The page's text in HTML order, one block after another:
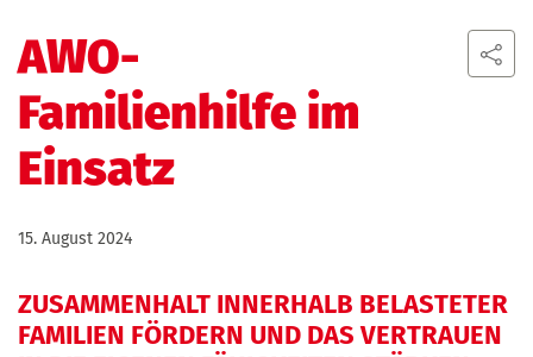
AWO-
Familienhilfe im
Einsatz
15. August 2024
ZUSAMMENHALT INNERHALB BELASTETER
FAMILIEN FÖRDERN UND DAS VERTRAUEN